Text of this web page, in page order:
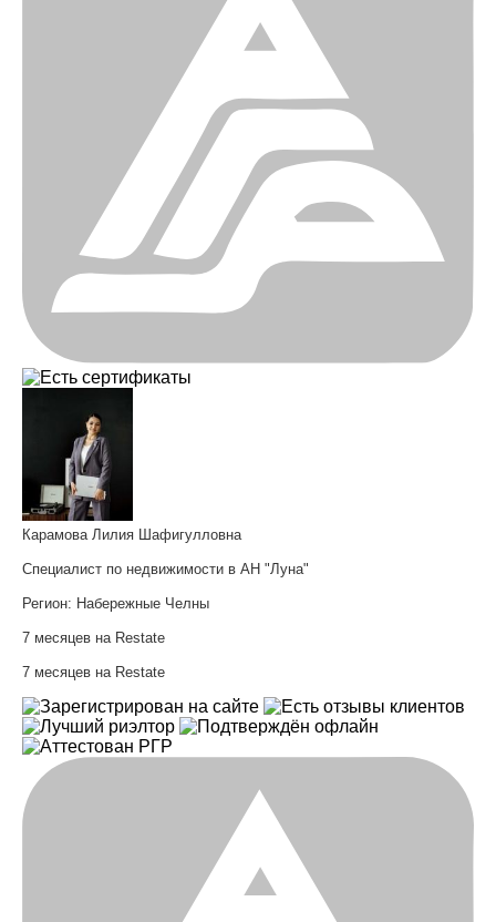
Карамова Лилия Шафигулловна
Специалист по недвижимости в АН "Луна"
Регион: Набережные Челны
7 месяцев на Restate
7 месяцев на Restate